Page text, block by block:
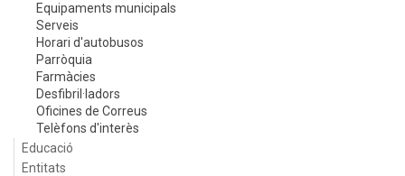
Equipaments municipals
Serveis
Horari d'autobusos
Parròquia
Farmàcies
Desfibril·ladors
Oficines de Correus
Telèfons d'interès
Educació
Entitats